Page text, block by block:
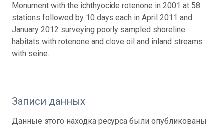
Monument with the ichthyocide rotenone in 2001 at 58
stations followed by 10 days each in April 2011 and
January 2012 surveying poorly sampled shoreline
habitats with rotenone and clove oil and inland streams
with seine.
Записи данных
Данные этого находка ресурса были опубликованы